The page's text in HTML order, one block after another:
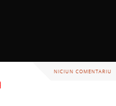
NICIUN COMENTARIU